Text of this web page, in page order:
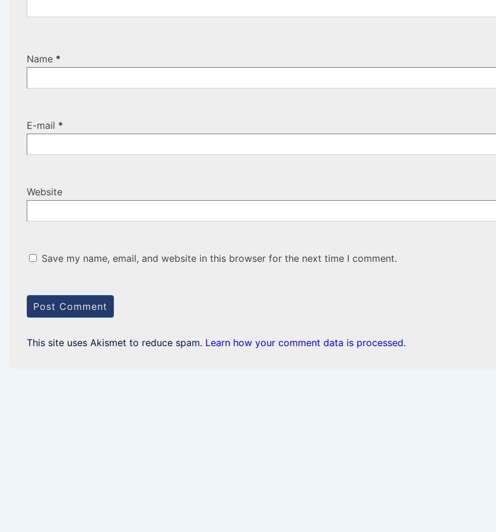
Name *
E-mail *
Website
Save my name, email, and website in this browser for the next time I comment.
This site uses Akismet to reduce spam. Learn how your comment data is processed.